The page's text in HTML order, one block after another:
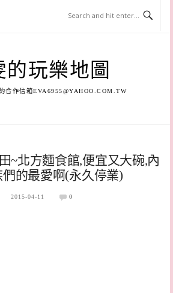
的玩樂地圖
合作信箱EVA6955@YAHOO.COM.TW
~北方麵食館,便宜又大碗,內
的最愛啊(永久停業)
2015-04-11 0